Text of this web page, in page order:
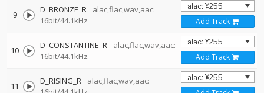
9 D_BRONZE_R
alac,flac,wav,aac:
16bit/44.1kHz
Add Track
10 D_CONSTANTINE_R
alac,flac,wav,aac:
16bit/44.1kHz
Add Track
11 D_RISING_R
alac,flac,wav,aac: